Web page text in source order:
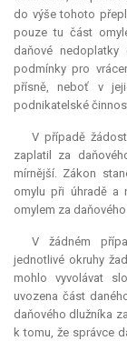
do výše tohoto
pouze tu část
daňové nedoplatky
podmínky pro
přísně, neboť v
podnikatelské
V případě
zaplatil za
mírnější. Zákon
omylu při úhradě a
omylem za
V žádném
jednotlivé okruhy
mohlo vyvolávat
uvozena část
daňového dlužníka
k tomu, že správce